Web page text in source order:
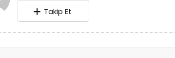
Takip Et